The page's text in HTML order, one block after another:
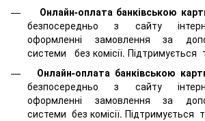
Онлайн-оплата банківською
безпосередньо з сайту
оформленні замовлення за
системи
без комісії. Підтримується
Онлайн-оплата банківською
безпосередньо з сайту
оформленні замовлення за
системи без комісії. Підтримується